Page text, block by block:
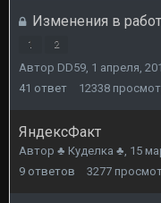
Изменения в
1 2
Автор DD59, 1 апреля,
41 ответ 12338
ЯндексФакт
Автор ♣ Куделка ♣, 15
9 ответов 3277